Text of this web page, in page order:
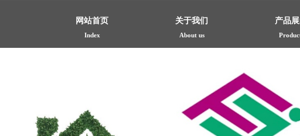
网站首页
Index
关于我们
About us
产品